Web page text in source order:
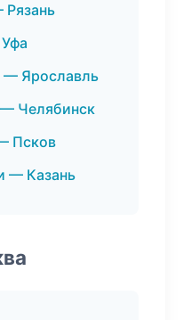
— Ярославль
Челябинск
Псков
— Казань